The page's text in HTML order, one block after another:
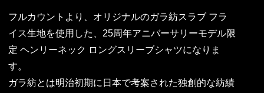
フルカウントより、オリジナルのガラ紡スラブ フラ
イス生地を使用した、25周年アニバーサリーモデル限
定 ヘンリーネック ロングスリーブシャツになりま
す。
ガラ紡とは明治初期に日本で考案された独創的な紡績